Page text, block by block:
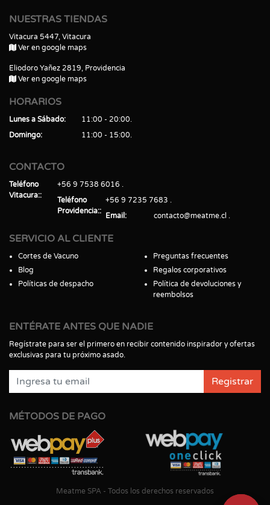
NUESTRAS TIENDAS
Vitacura 5447, Vitacura
Ver en google maps
Eliodoro Yañez 2819, Providencia
Ver en google maps
HORARIOS
Lunes a Sábado
11:00 - 20:00
Domingo
11:00 - 15:00
CONTACTO
Teléfono
Vitacura:
+56 9 7538 6016
Teléfono
Providencia:
+56 9 7235 7683
Email
contacto@meatme.cl
SERVICIO AL CLIENTE
Cortes de Vacuno
Blog
Políticas de despacho
Preguntas frecuentes
Regalos corporativos
Política de devoluciones y
reembolsos
ENTÉRATE ANTES QUE NADIE
Regístrate para ser el primero en recibir contenido inspirador y ofertas
exclusivas para tu próximo asado.
Registrar
MÉTODOS DE PAGO
Meatme SPA - Todos los derechos reservados